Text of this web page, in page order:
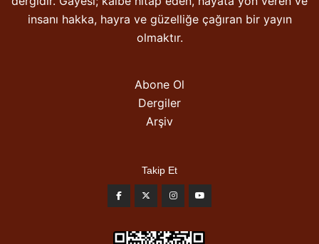
insanı hakka, hayra ve güzelliğe çağıran bir yayın
olmaktır.
Abone Ol
Dergiler
Arşiv
Takip Et